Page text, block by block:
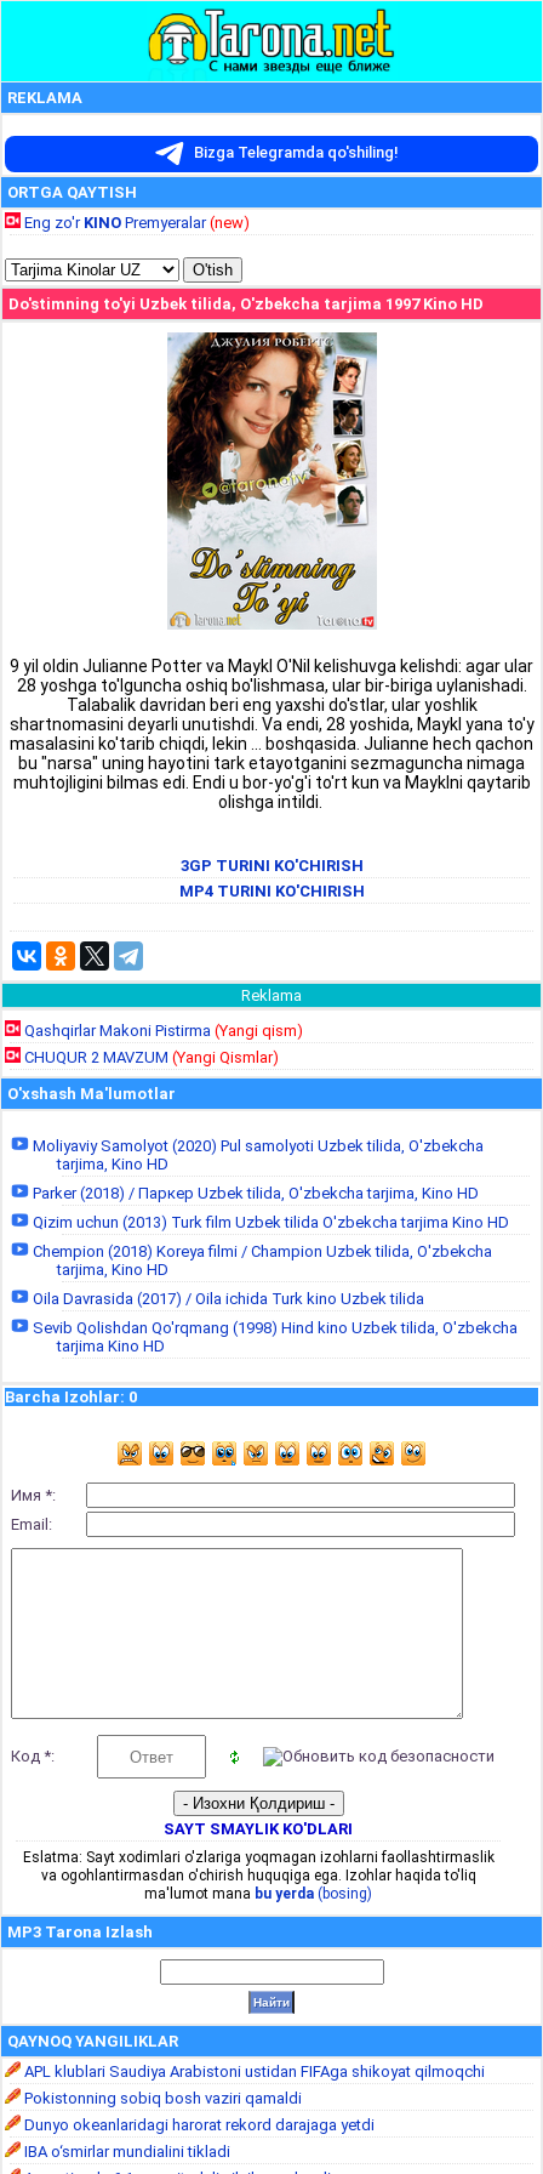
REKLAMA
Bizga Telegramda qo'shiling!
ORTGA QAYTISH
Eng zo'r KINO Premyeralar(new)
Do'stimning to'yi Uzbek tilida, O'zbekcha tarjima 1997 Kino HD
9 yil oldin Julianne Potter va Maykl O'Nil kelishuvga kelishdi: agar ular
28 yoshga to'lguncha oshiq bo'lishmasa, ular bir-biriga uylanishadi.
Talabalik davridan beri eng yaxshi do'stlar, ular yoshlik
shartnomasini deyarli unutishdi. Va endi, 28 yoshida, Maykl yana to'y
masalasini ko'tarib chiqdi, lekin ... boshqasida. Julianne hech qachon
bu "narsa" uning hayotini tark etayotganini sezmaguncha nimaga
muhtojligini bilmas edi. Endi u bor-yo'g'i to'rt kun va Mayklni qaytarib
olishga intildi.
3GP TURINI KO'CHIRISH
MP4 TURINI KO'CHIRISH
Reklama
Qashqirlar Makoni Pistirma (Yangi qism)
CHUQUR 2 MAVZUM (Yangi Qismlar)
O'xshash Ma'lumotlar
Moliyaviy Samolyot (2020) Pul samolyoti Uzbek tilida, O'zbekcha
tarjima, Kino HD
Parker (2018) / Паркер Uzbek tilida, O'zbekcha tarjima, Kino HD
Qizim uchun (2013) Turk film Uzbek tilida O'zbekcha tarjima Kino HD
Chempion (2018) Koreya filmi / Champion Uzbek tilida, O'zbekcha
tarjima, Kino HD
Oila Davrasida (2017) / Oila ichida Turk kino Uzbek tilida
Sevib Qolishdan Qo'rqmang (1998) Hind kino Uzbek tilida, O'zbekcha
tarjima Kino HD
Barcha Izohlar: 0
Имя *:
Email:
Код *:
SAYT SMAYLIK KO'DLARI
Eslatma: Sayt xodimlari o'zlariga yoqmagan izohlarni faollashtirmaslik
va ogohlantirmasdan o'chirish huquqiga ega. Izohlar haqida to'liq
ma'lumot mana bu yerda (bosing)
MP3 Tarona Izlash
QAYNOQ YANGILIKLAR
APL klublari Saudiya Arabistoni ustidan FIFAga shikoyat qilmoqchi
Pokistonning sobiq bosh vaziri qamaldi
Dunyo okeanlaridagi harorat rekord darajaga yetdi
IBA o‘smirlar mundialini tikladi